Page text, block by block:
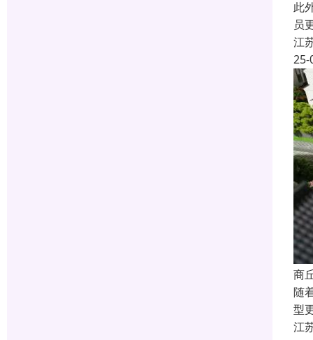
此
员
江
25-
商
随
型
江